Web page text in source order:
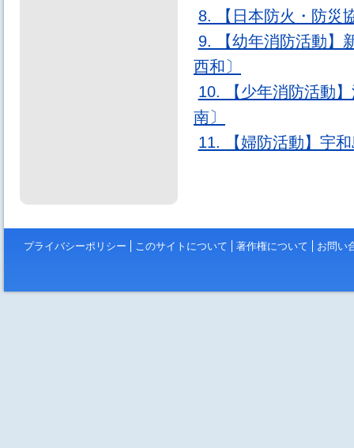
8. 【日本防火・防災
9. 【幼年消防活動】
西和〕
10. 【少年消防活動
南〕
11. 【婦防活動】宇
プライバシーポリシー このサイトについて 著作権について お問い